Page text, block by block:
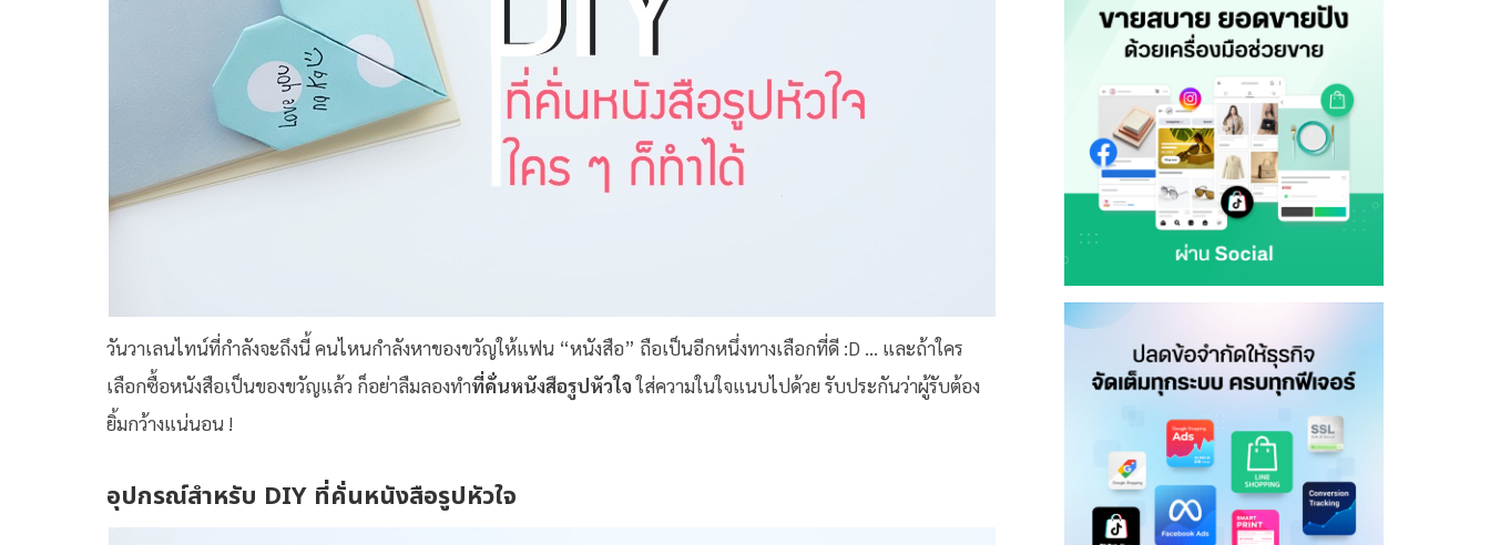
วันวาเลนไทน์ที่กำลังจะถึงนี้ คนไหนกำลังหาของขวัญให้แฟน “หนังสือ” ถือเป็นอีกหนึ่งทางเลือกที่ดี :D … และถ้าใคร
เลือกซื้อหนังสือเป็นของขวัญแล้ว ก็อย่าลืมลองทำที่คั่นหนังสือรูปหัวใจใส่ความในใจแนบไปด้วย รับประกันว่าผู้รับต้อง
ยิ้มกว้างแน่นอน !
อุปกรณ์สำหรับ DIY ที่คั่นหนังสือรูปหัวใจ